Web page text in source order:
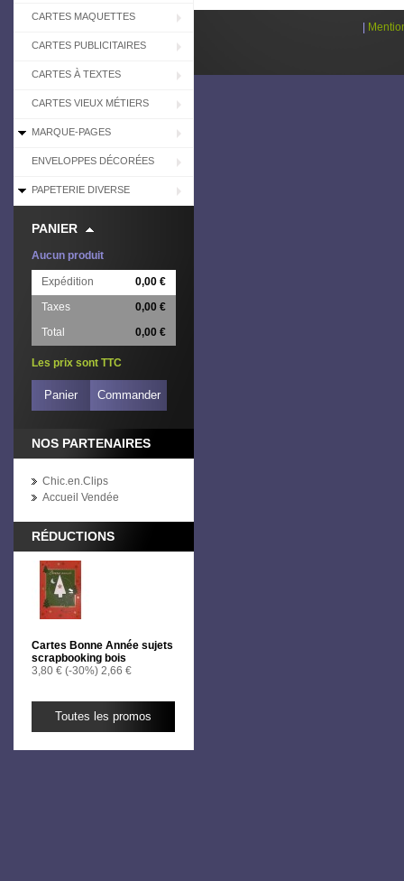
CARTES MAQUETTES
CARTES PUBLICITAIRES
CARTES À TEXTES
CARTES VIEUX MÉTIERS
MARQUE-PAGES
ENVELOPPES DÉCORÉES
PAPETERIE DIVERSE
PANIER
Aucun produit
Expédition
0,00 €
Taxes
0,00 €
Total
0,00 €
Les prix sont TTC
Panier Commander
NOS PARTENAIRES
Chic.en.Clips
Accueil Vendée
RÉDUCTIONS
Cartes Bonne Année sujets
scrapbooking bois
3,80 € (-30%) 2,66 €
Toutes les promos